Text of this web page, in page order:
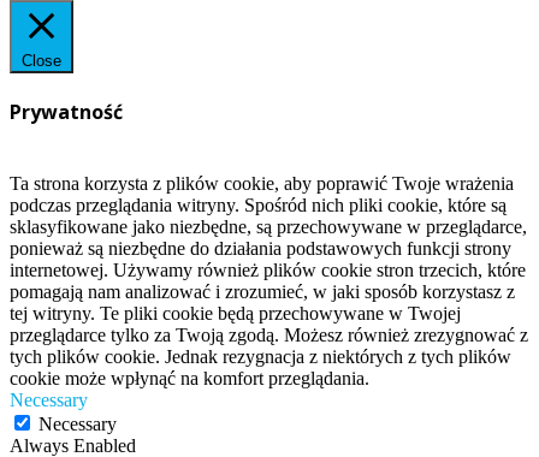
Close
Prywatność
Ta strona korzysta z plików cookie, aby poprawić Twoje wrażenia
podczas przeglądania witryny. Spośród nich pliki cookie, które są
sklasyfikowane jako niezbędne, są przechowywane w przeglądarce,
ponieważ są niezbędne do działania podstawowych funkcji strony
internetowej. Używamy również plików cookie stron trzecich, które
pomagają nam analizować i zrozumieć, w jaki sposób korzystasz z
tej witryny. Te pliki cookie będą przechowywane w Twojej
przeglądarce tylko za Twoją zgodą. Możesz również zrezygnować z
tych plików cookie. Jednak rezygnacja z niektórych z tych plików
cookie może wpłynąć na komfort przeglądania.
Necessary
Necessary
Always Enabled